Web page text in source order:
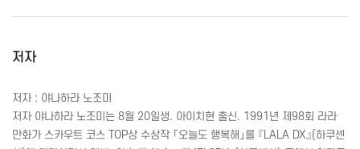
저자
저자 : 야나하라 노조미
저자 야나하라 노조미는 8월 20일생. 아이치현 출신. 1991년 제98회 라라
만화가 스카우트 코스
TOP상 수상작 「오늘도 행복해」를 『LALA DX』(하쿠센